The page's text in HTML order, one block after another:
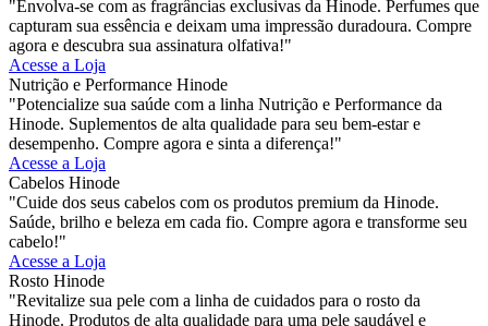
"Envolva-se com as fragrâncias exclusivas da Hinode. Perfumes que
capturam sua essência e deixam uma impressão duradoura. Compre
agora e descubra sua assinatura olfativa!"
Acesse a Loja
Nutrição e Performance Hinode
"Potencialize sua saúde com a linha Nutrição e Performance da
Hinode. Suplementos de alta qualidade para seu bem-estar e
desempenho. Compre agora e sinta a diferença!"
Acesse a Loja
Cabelos Hinode
"Cuide dos seus cabelos com os produtos premium da Hinode.
Saúde, brilho e beleza em cada fio. Compre agora e transforme seu
cabelo!"
Acesse a Loja
Rosto Hinode
"Revitalize sua pele com a linha de cuidados para o rosto da
Hinode. Produtos de alta qualidade para uma pele saudável e